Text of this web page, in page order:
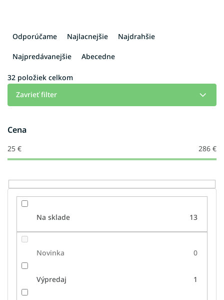
a
i
d
u
k
o
v
Odporúčame Najlacnejšie Najdrahšie
Najpredávanejšie Abecedne
32 položiek celkom
Zavrieť filter
Cena
25 € 286 €
Na sklade 13
Novinka 0
Výpredaj 1